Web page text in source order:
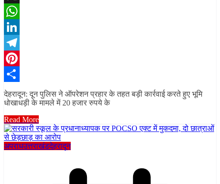
X
WhatsApp
LinkedIn
Telegram
Pinterest
Share
देहरादून: दून पुलिस ने ऑपरेशन प्रहार के तहत बड़ी कार्रवाई करते हुए भूमि
धोखाधड़ी के मामले में 20 हजार रुपये के
Read More
अपराधउत्तराखंडदेहरादून